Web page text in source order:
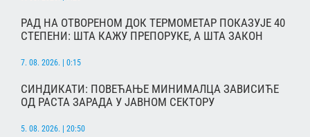
РАД НА ОТВОРЕНОМ ДОК ТЕРМОМЕТАР ПОКАЗУЈЕ 40
СТЕПЕНИ: ШТА КАЖУ ПРЕПОРУКЕ, А ШТА ЗАКОН
7. 08. 2026. | 0:15
СИНДИКАТИ: ПОВЕЋАЊЕ МИНИМАЛЦА ЗАВИСИЋЕ
ОД РАСТА ЗАРАДА У ЈАВНОМ СЕКТОРУ
5. 08. 2026. | 20:50